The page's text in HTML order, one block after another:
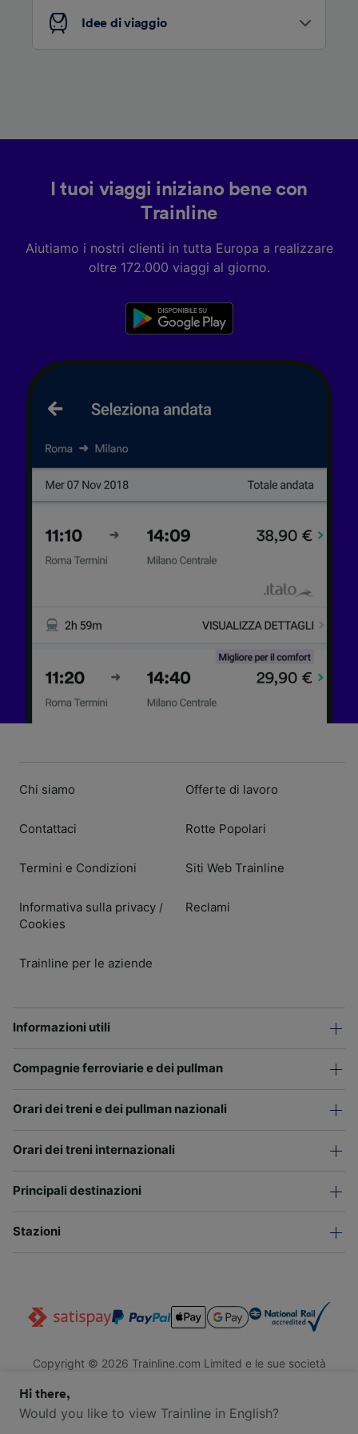
Idee di viaggio
I tuoi viaggi iniziano bene con
Trainline
Aiutiamo i nostri clienti in tutta Europa a realizzare
oltre 172.000 viaggi al giorno.
Chi siamo
Contattaci
Termini e Condizioni
Informativa sulla privacy /
Cookies
Trainline per le aziende
Offerte di lavoro
Rotte Popolari
Siti Web Trainline
Reclami
Informazioni utili
Compagnie ferroviarie e dei pullman
Orari dei treni e dei pullman nazionali
Orari dei treni internazionali
Principali destinazioni
Stazioni
Copyright © 2026 Trainline.com Limited e le sue società
Trainline.com Limited è registrata in Inghilterra e Galles. Società
n. 3846791. Sede legale: 1 Stonecutter St, EC4A 4AH, Londra,
Hi there,
Would you like to view Trainline in English?